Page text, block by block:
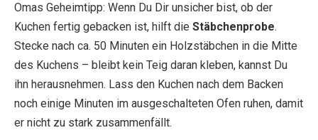
Omas Geheimtipp: Wenn Du Dir unsicher bist, ob der
Kuchen fertig gebacken ist, hilft die Stäbchenprobe.
Stecke nach ca. 50 Minuten ein Holzstäbchen in die Mitte
des Kuchens – bleibt kein Teig daran kleben, kannst Du
ihn herausnehmen. Lass den Kuchen nach dem Backen
noch einige Minuten im ausgeschalteten Ofen ruhen, damit
er nicht zu stark zusammenfällt.